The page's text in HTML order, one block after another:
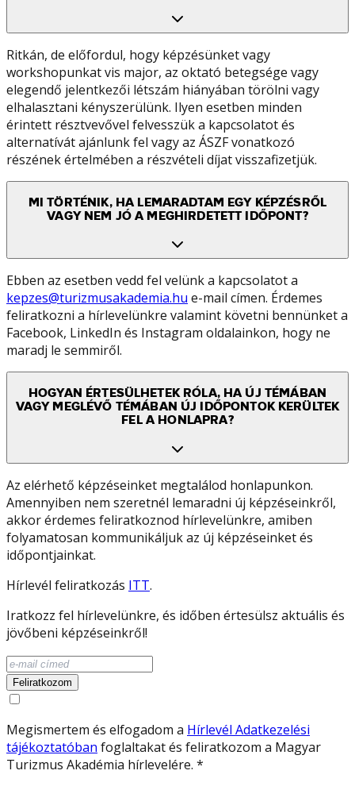
Ritkán, de előfordul, hogy képzésünket vagy
workshopunkat vis major, az oktató betegsége vagy
elegendő jelentkezői létszám hiányában törölni vagy
elhalasztani kényszerülünk. Ilyen esetben minden
érintett résztvevővel felvesszük a kapcsolatot és
alternatívát ajánlunk fel vagy az ÁSZF vonatkozó
részének értelmében a részvételi díjat visszafizetjük.
MI TÖRTÉNIK, HA LEMARADTAM EGY KÉPZÉSRŐL
VAGY NEM JÓ A MEGHIRDETETT IDŐPONT?
Ebben az esetben vedd fel velünk a kapcsolatot a
kepzes@turizmusakademia.hu e-mail címen. Érdemes
feliratkozni a hírlevelünkre valamint követni bennünket a
Facebook, LinkedIn és Instagram oldalainkon, hogy ne
maradj le semmiről.
HOGYAN ÉRTESÜLHETEK RÓLA, HA ÚJ TÉMÁBAN
VAGY MEGLÉVŐ TÉMÁBAN ÚJ IDŐPONTOK KERÜLTEK
FEL A HONLAPRA?
Az elérhető képzéseinket megtalálod honlapunkon.
Amennyiben nem szeretnél lemaradni új képzéseinkről,
akkor érdemes feliratkoznod hírlevelünkre, amiben
folyamatosan kommunikáljuk az új képzéseinket és
időpontjainkat.
Hírlevél feliratkozás ITT.
Iratkozz fel hírlevelünkre, és időben értesülsz aktuális és
jövőbeni képzéseinkről!
Feliratkozom
Megismertem és elfogadom a Hírlevél Adatkezelési
tájékoztatóban foglaltakat és feliratkozom a Magyar
Turizmus Akadémia hírlevelére. *